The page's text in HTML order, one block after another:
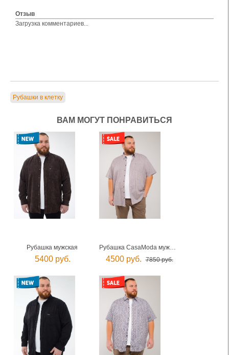
Отзыв
Загрузка комментариев...
Рубашки в клетку
ВАМ МОГУТ ПОНРАВИТЬСЯ
Рубашка мужская
5400 руб.
Рубашка CasaModa мужская
4500 руб. 7850 руб.